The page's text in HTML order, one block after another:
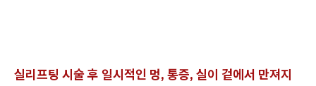
실리프팅 시술 후 일시적인 멍, 통증, 실이 겉에서 만져지